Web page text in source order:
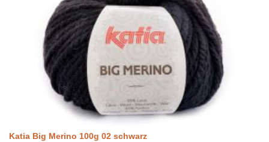
Katia Big Merino 100g 02 schwarz